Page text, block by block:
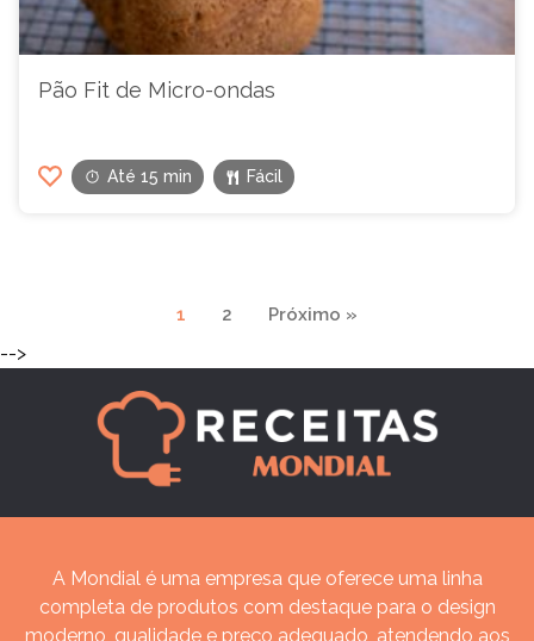
Pão Fit de Micro-ondas
Até 15 min Fácil
1 2 Próximo »
-->
A Mondial é uma empresa que oferece uma linha
completa de produtos com destaque para o design
moderno, qualidade e preço adequado, atendendo aos